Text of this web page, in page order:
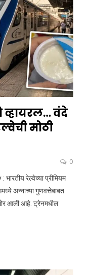
व्हायरल… वंदे
मोठी
0
रेल्वेच्या प्रीमियम
अन्नाच्या गुणवत्तेबाबत
आली आहे. ट्रेनमधील